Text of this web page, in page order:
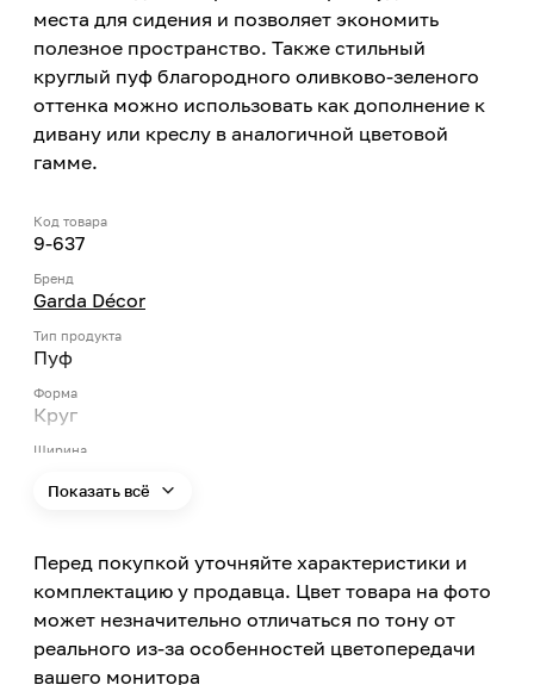
места для сидения и позволяет экономить
полезное пространство. Также стильный
круглый пуф благородного оливково-зеленого
оттенка можно использовать как дополнение к
дивану или креслу в аналогичной цветовой
гамме.
Код товара
9-637
Бренд
Garda Décor
Тип продукта
Пуф
Форма
Круг
Ширина
Высота
440
Цвет
Зеленый
Цвет заявленный производителем
Показать всё
Перед покупкой уточняйте характеристики и
комплектацию у продавца. Цвет товара на фото
может незначительно отличаться по тону от
реального из-за особенностей цветопередачи
вашего монитора